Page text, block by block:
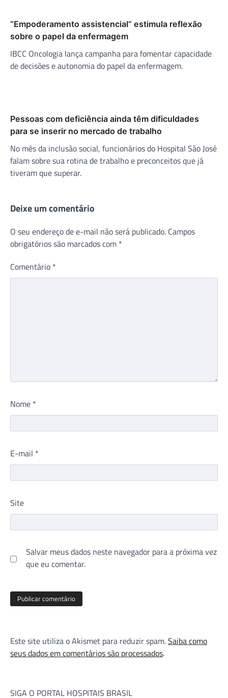
“Empoderamento assistencial” estimula reflexão
sobre o papel da enfermagem
IBCC Oncologia lança campanha para fomentar capacidade
de decisões e autonomia do papel da enfermagem.
Pessoas com deficiência ainda têm dificuldades
para se inserir no mercado de trabalho
No mês da inclusão social, funcionários do Hospital São José
falam sobre sua rotina de trabalho e preconceitos que já
tiveram que superar.
Deixe um comentário
O seu endereço de e-mail não será publicado. Campos
obrigatórios são marcados com *
Comentário *
Nome *
E-mail *
Site
Salvar meus dados neste navegador para a próxima vez
que eu comentar.
Este site utiliza o Akismet para reduzir spam.Saiba como
seus dados em comentários são processados.
SIGA O PORTAL HOSPITAIS BRASIL